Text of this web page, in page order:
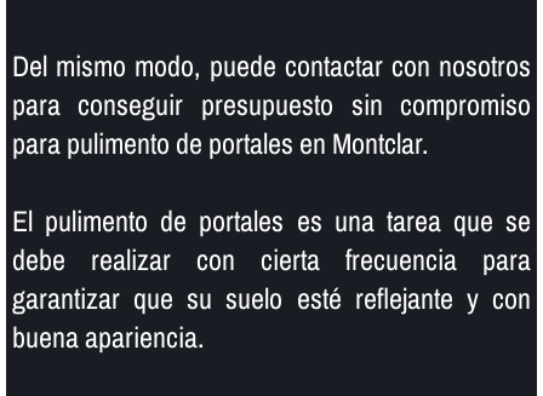
Del mismo modo, puede contactar con nosotros
para conseguir presupuesto sin compromiso
para pulimento de portales en Montclar.
El pulimento de portales es una tarea que se
debe realizar con cierta frecuencia para
garantizar que su suelo esté reflejante y con
buena apariencia.